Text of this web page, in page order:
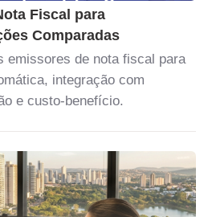
Fiscal para
Comparadas
emissores de nota fiscal para
integração com
e custo-benefício.